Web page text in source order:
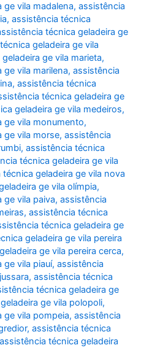
ge vila madalena,assistência
,assistência técnica
técnica geladeira ge
geladeira ge vila
ge vila marieta,
vila marilena,assistência
,assistência técnica
técnica geladeira ge
geladeira ge vila medeiros,
ge vila monumento,
ge vila morse,assistência
,assistência técnica
técnica geladeira ge vila
geladeira ge vila nova
ge vila olímpia,
ge vila paiva,assistência
,assistência técnica
técnica geladeira ge
geladeira ge vila pereira
ge vila pereira cerca,
ge vila piauí,assistência
,assistência técnica
técnica geladeira ge
ge vila polopoli,
ge vila pompeia,assistência
,assistência técnica
assistência técnica geladeira